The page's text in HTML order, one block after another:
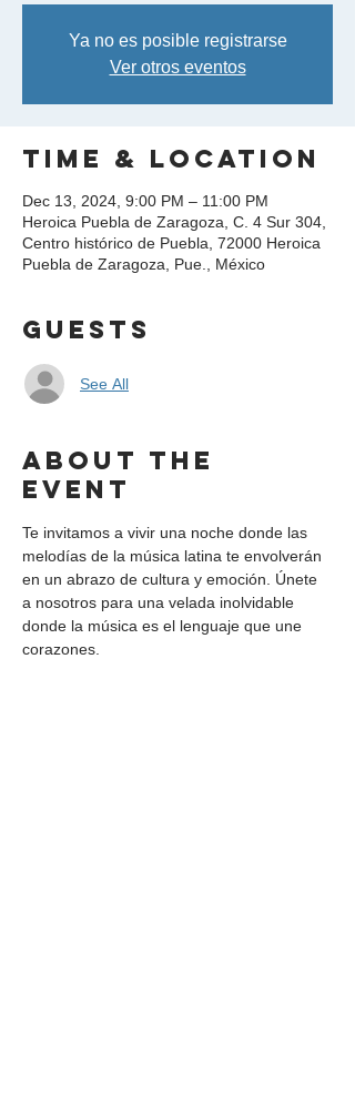
Ya no es posible registrarse
Ver otros eventos
Time & Location
Dec 13, 2024, 9:00 PM – 11:00 PM
Heroica Puebla de Zaragoza, C. 4 Sur 304,
Centro histórico de Puebla, 72000 Heroica
Puebla de Zaragoza, Pue., México
Guests
See All
About the
event
Te invitamos a vivir una noche donde las
melodías de la música latina te envolverán
en un abrazo de cultura y emoción. Únete
a nosotros para una velada inolvidable
donde la música es el lenguaje que une
corazones.